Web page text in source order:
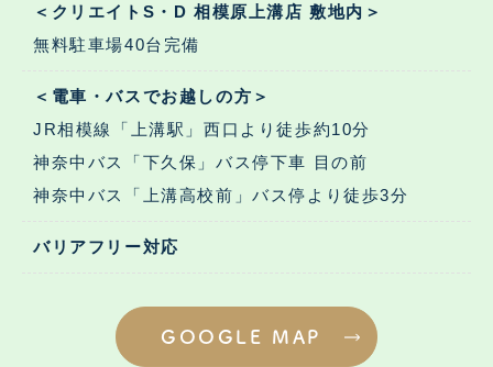
＜クリエイトS・D 相模原上溝店 敷地内＞
無料駐車場40台完備
＜電車・バスでお越しの方＞
JR相模線「上溝駅」西口より徒歩約10分
神奈中バス「下久保」バス停下車 目の前
神奈中バス「上溝高校前」バス停より徒歩3分
バリアフリー対応
GOOGLE MAP